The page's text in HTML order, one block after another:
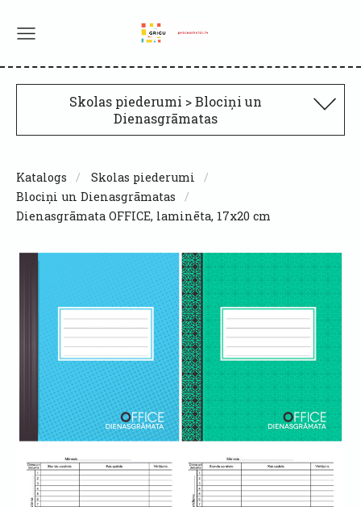
Skolas piederumi > Blociņi un
Dienasgrāmatas
Katalogs
Skolas piederumi
Blociņi un Dienasgrāmatas
Dienasgrāmata OFFICE, laminēta, 17x20 cm